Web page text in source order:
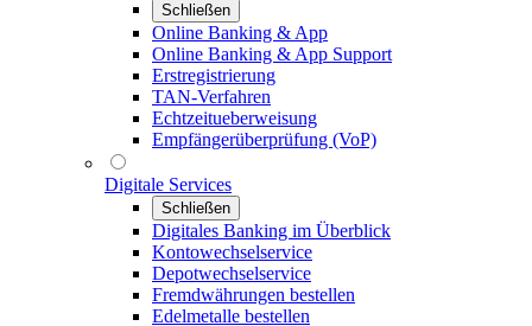
Schließen
Online Banking & App
Online Banking & App Support
Erstregistrierung
TAN-Verfahren
Echtzeitueberweisung
Empfängerüberprüfung (VoP)
Digitale Services
Schließen
Digitales Banking im Überblick
Kontowechselservice
Depotwechselservice
Fremdwährungen bestellen
Edelmetalle bestellen